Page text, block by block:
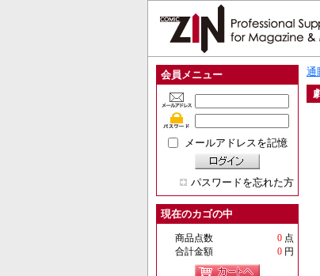
会員メニュー
メールアドレスを記憶
パスワードを忘れた方
現在のカゴの中
商品点数 0 点
合計金額
0 円
通